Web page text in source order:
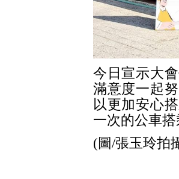
今日宣示大
滿意度一起
以更加安心
一次的公車
(圖/張玉玲拍